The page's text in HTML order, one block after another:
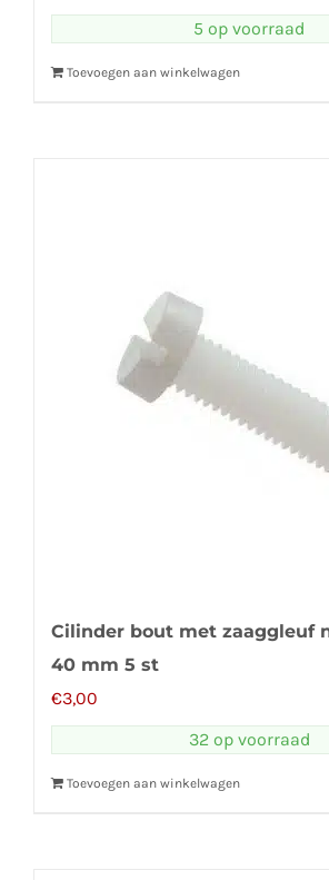
5 op voorraad
Toevoegen aan winkelwagen
Cilinder bout met zaaggleuf
40 mm 5 st
€3,00
32 op voorraad
Toevoegen aan winkelwagen